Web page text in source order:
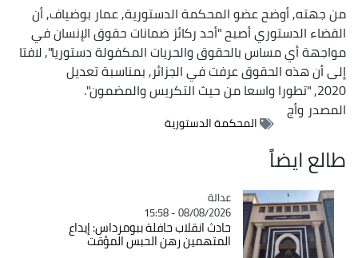
من جهته, أوضح عضو المحكمة الدستورية, عمار بوضياف, أن
القضاء الدستوري أصبح "أحد ركائز ضمانات حقوق الإنسان في
مواجهة أي مساس بالحقوق والحريات المكفولة دستوريا", لافتا
إلى أن هذه الحقوق عرفت في الجزائر, بمناسبة تعديل
2020, "تطورا واسعا من حيث التكريس والمضمون".
المصدروأج
المحكمة الدستورية
طالع ايضاً
Catégorie
عدالة
08/08/2026 - 15:58
حادث انقلاب حافلة ببومرداس: إيداع
المتهمين رهن الحبس المؤقت